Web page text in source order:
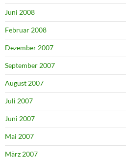
Juni 2008
Februar 2008
Dezember 2007
September 2007
August 2007
Juli 2007
Juni 2007
Mai 2007
März 2007